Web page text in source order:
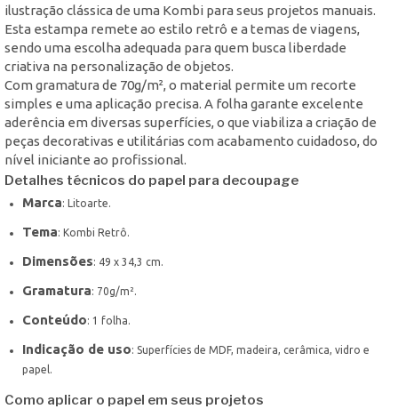
ilustração clássica de uma Kombi para seus projetos manuais.
Esta estampa remete ao estilo retrô e a temas de viagens,
sendo uma escolha adequada para quem busca liberdade
criativa na personalização de objetos.
Com gramatura de 70g/m², o material permite um recorte
simples e uma aplicação precisa. A folha garante excelente
aderência em diversas superfícies, o que viabiliza a criação de
peças decorativas e utilitárias com acabamento cuidadoso, do
nível iniciante ao profissional.
Detalhes técnicos do papel para decoupage
Marca: Litoarte.
Tema: Kombi Retrô.
Dimensões: 49 x 34,3 cm.
Gramatura: 70g/m².
Conteúdo: 1 folha.
Indicação de uso: Superfícies de MDF, madeira, cerâmica, vidro e
papel.
Como aplicar o papel em seus projetos